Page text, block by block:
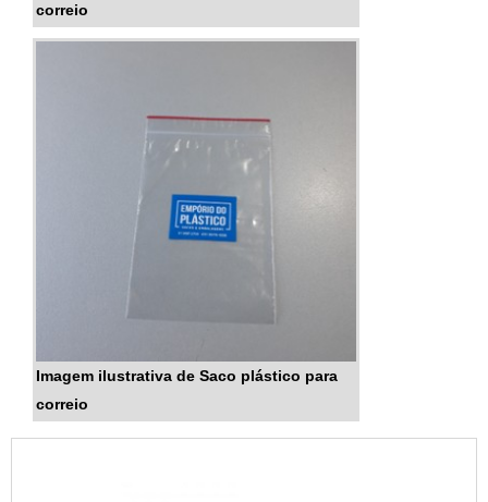
correio
Imagem ilustrativa de Saco plástico para
correio